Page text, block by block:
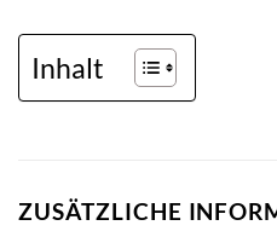
Inhalt
ZUSÄTZLICHE